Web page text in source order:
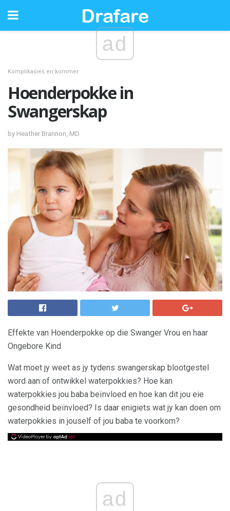
ad
Komplikasies en kommer
Hoenderpokke in
Swangerskap
by Heather Brannon, MD
Effekte van Hoenderpokke op die Swanger Vrou en haar
Ongebore Kind
Wat moet jy weet as jy tydens swangerskap blootgestel
word aan of ontwikkel waterpokkies? Hoe kan
waterpokkies jou baba beïnvloed en hoe kan dit jou eie
gesondheid beïnvloed? Is daar enigiets wat jy kan doen om
waterpokkies in jouself of jou baba te voorkom?
ad